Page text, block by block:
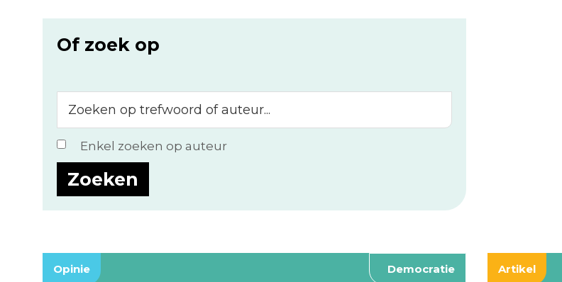
Of zoek op
op
trefwoord
of
auteur...
Enkel zoeken op auteur
Opinie Democratie Artikel